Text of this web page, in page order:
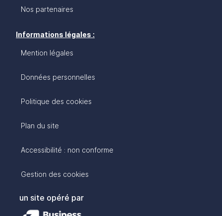
Nos partenaires
Informations légales :
Mention légales
Données personnelles
Politique des cookies
Plan du site
Accessibilité : non conforme
Gestion des cookies
un site opéré par